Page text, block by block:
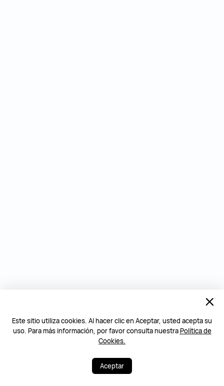
Este sitio utiliza cookies. Al hacer clic en Aceptar, usted acepta su
uso. Para más información, por favor consulta nuestraPolítica de
Cookies.
Aceptar